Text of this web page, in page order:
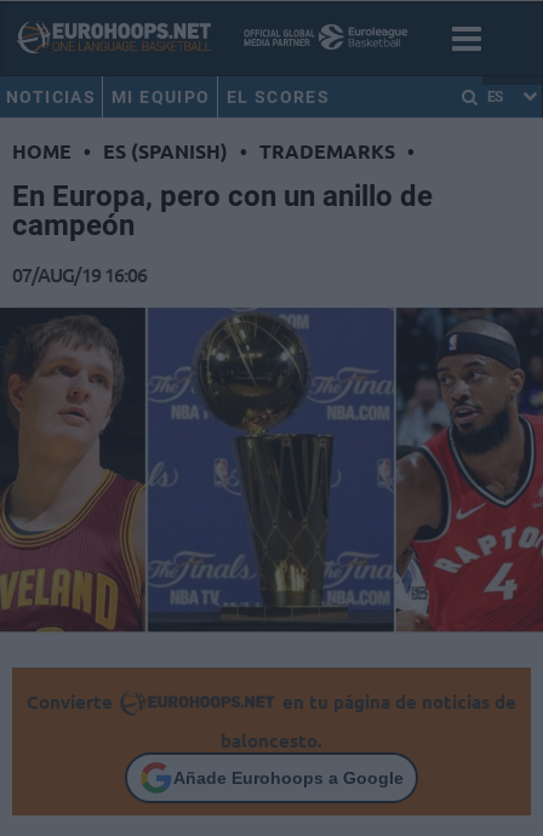
NOTICIAS MI EQUIPO EL SCORES ES
HOME • ES (SPANISH) • TRADEMARKS •
En Europa, pero con un anillo de
campeón
07/AUG/19 16:06
Convierte
en tu página de noticias de
baloncesto.
Añade Eurohoops a Google